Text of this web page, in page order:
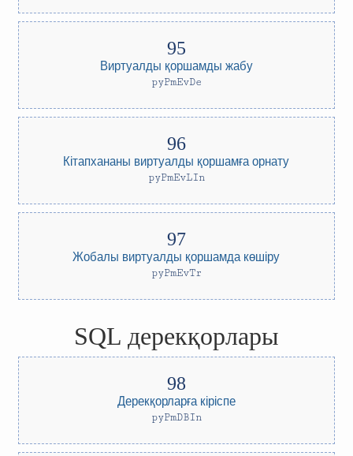
Виртуалды қоршамды жабу
pyPmEvDe
Кітапхананы виртуалды қоршамға орнату
pyPmEvLIn
Жобалы виртуалды қоршамда көшіру
pyPmEvTr
SQL дерекқорлары
Дерекқорларға кіріспе
pyPmDBIn